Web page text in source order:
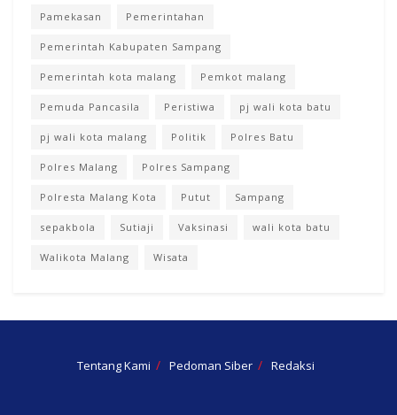
Pamekasan Pemerintahan
Pemerintah Kabupaten Sampang
Pemerintah kota malang Pemkot malang
Pemuda Pancasila Peristiwa pj wali kota batu
pj wali kota malang Politik Polres Batu
Polres Malang Polres Sampang
Polresta Malang Kota Putut Sampang
sepakbola Sutiaji Vaksinasi wali kota batu
Walikota Malang Wisata
Tentang Kami Pedoman Siber Redaksi